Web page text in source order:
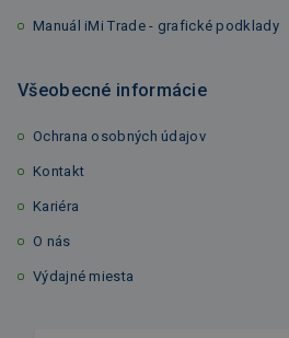
Manuál iMi Trade - grafické podklady
Všeobecné informácie
Ochrana osobných údajov
Kontakt
Kariéra
O nás
Výdajné miesta